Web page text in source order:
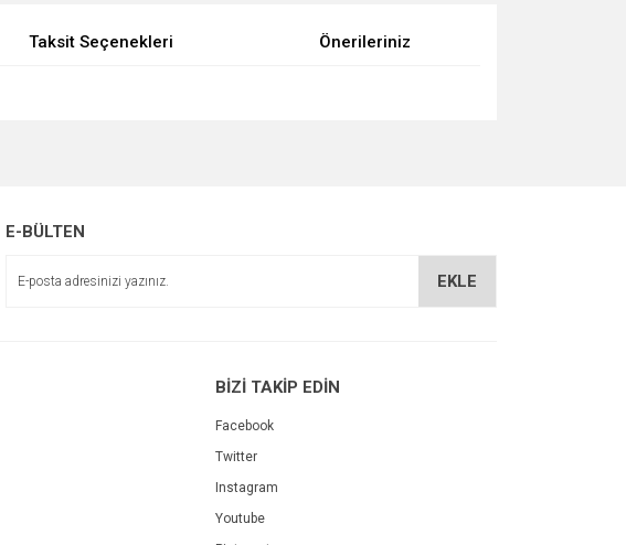
Taksit Seçenekleri Önerileriniz
E-BÜLTEN
EKLE
BİZİ TAKİP EDİN
Facebook
Twitter
Instagram
Youtube